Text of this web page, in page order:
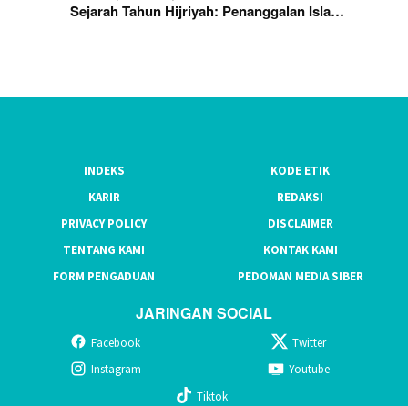
Sejarah Tahun Hijriyah: Penanggalan Isla…
INDEKS
KODE ETIK
KARIR
REDAKSI
PRIVACY POLICY
DISCLAIMER
TENTANG KAMI
KONTAK KAMI
FORM PENGADUAN
PEDOMAN MEDIA SIBER
JARINGAN SOCIAL
Facebook
Twitter
Instagram
Youtube
Tiktok